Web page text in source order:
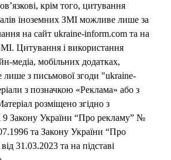
крім того, цитування
іноземних ЗМІ можливе лише за
на сайт ukraine-inform.com та на
Цитування і використання
медіа, мобільних додатках,
з письмової згоди "ukraine-
з позначкою «Реклама» або з
розміщено згідно з
9 Закону України “Про рекламу” №
та Закону України “Про
31.03.2023 та на підставі